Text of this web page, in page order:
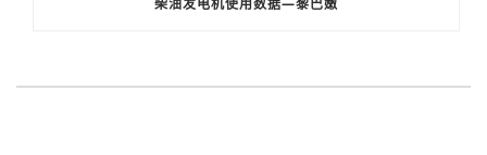
柴油发电机使用数据—黎巴嫩